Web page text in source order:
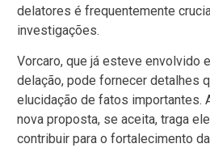
delatores é frequentemente
investigações.
Vorcaro, que já esteve envolvido
delação, pode fornecer detalhes
elucidação de fatos importantes.
nova proposta, se aceita, traga
contribuir para o fortalecimento